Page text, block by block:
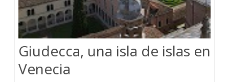
Giudecca, una isla de islas en
Venecia